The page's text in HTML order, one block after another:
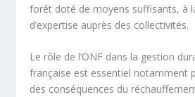
forêt doté de moyens suffisants, à
d’expertise auprès des collectivités.
Le rôle de l’ONF dans la gestion
française est essentiel notamment
des conséquences du